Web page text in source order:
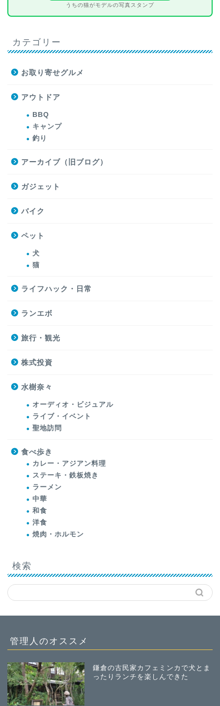
うちの猫がモデルの写真スタンプ
カテゴリー
お取り寄せグルメ
アウトドア
BBQ
キャンプ
釣り
アーカイブ（旧ブログ）
ガジェット
バイク
ペット
犬
猫
ライフハック・日常
ランエボ
旅行・観光
株式投資
水樹奈々
オーディオ・ビジュアル
ライブ・イベント
聖地訪問
食べ歩き
カレー・アジアン料理
ステーキ・鉄板焼き
ラーメン
中華
和食
洋食
焼肉・ホルモン
検索
管理人のオススメ
鎌倉の古民家カフェミンカで犬とま
ったりランチを楽しんできた